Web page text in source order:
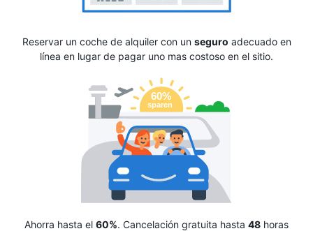
Reservar un coche de alquiler con un seguro adecuado en
línea en lugar de pagar uno mas costoso en el sitio.
Ahorra hasta el 60%. Cancelación gratuita hasta 48 horas